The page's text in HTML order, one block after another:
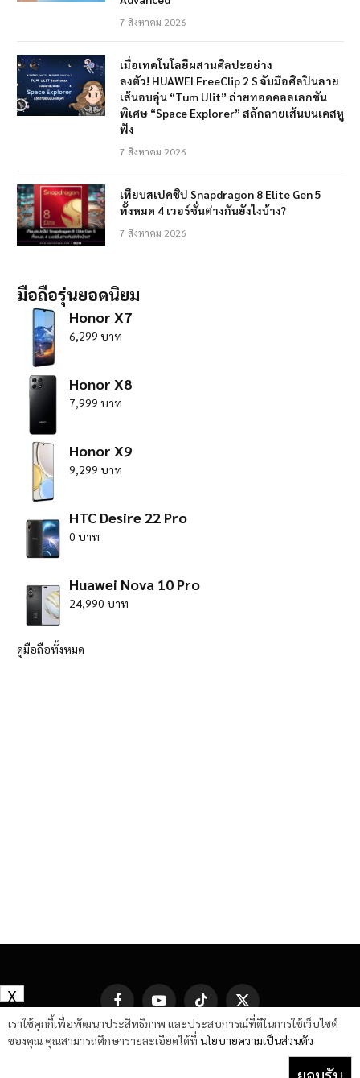
7 สิงหาคม 2026
เมื่อเทคโนโลยีผสานศิลปะอย่าง
ลงตัว! HUAWEI FreeClip 2 S จับมือศิลปินลาย
เส้นอบอุ่น “Tum Ulit” ถ่ายทอดคอลเลกชัน
พิเศษ “Space Explorer” สลักลายเส้นบนเคสหู
ฟัง
7 สิงหาคม 2026
เทียบสเปคชิป Snapdragon 8 Elite Gen 5
ทั้งหมด 4 เวอร์ชั่นต่างกันยังไงบ้าง?
7 สิงหาคม 2026
มือถือรุ่นยอดนิยม
Honor X7
6,299 บาท
Honor X8
7,999 บาท
Honor X9
9,299 บาท
HTC Desire 22 Pro
0 บาท
Huawei Nova 10 Pro
24,990 บาท
ดูมือถือทั้งหมด
FacebookYouTube TikTok
X
(Twitter)
เราใช้คุกกี้เพื่อพัฒนาประสิทธิภาพ และประสบการณ์ที่ดีในการใช้เว็บไซต์
ของคุณ คุณสามารถศึกษารายละเอียดได้ที่ นโยบายความเป็นส่วนตัว
X